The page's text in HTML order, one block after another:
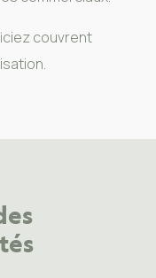
couvrent